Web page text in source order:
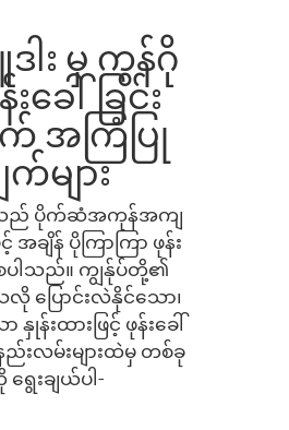
ါး မှ ကွန်ဂို
ခေါ်ခြင်း
အကြံပြု
က်များ
သည် ပိုက်ဆံအကုန်အကျ
အချိန် ပိုကြာကြာ ဖုန်း
ေပါသည်။ ကျွန်ုပ်တို့၏
ပြောင်းလဲနိုင်သော၊
န်းထားဖြင့် ဖုန်းခေါ်
လမ်းများထဲမှ တစ်ခု
ရွေးချယ်ပါ-